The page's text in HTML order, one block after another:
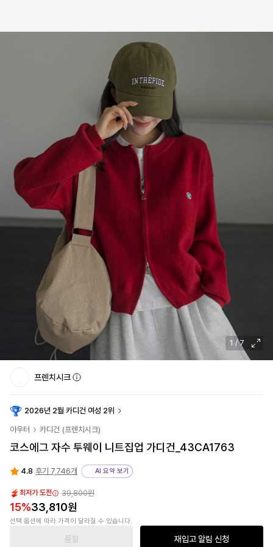
1 /7
프렌치시크
2026년 2월 카디건 여성 2위
아우터 카디건 (프렌치시크)
코스에그 자수 투웨이 니트집업 가디건_43CA1763
4.8 후기 7,746개 AI 요약 보기
최저가 도전 39,800원
15%33,810원
선택 옵션에 따라 가격이 달라질 수 있습니다.
품절 재입고 알림 신청